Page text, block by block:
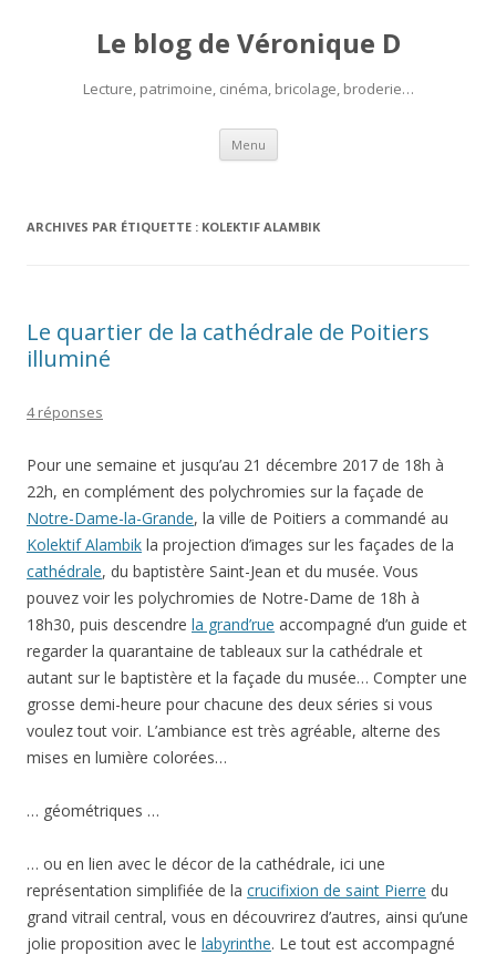
Le blog de Véronique D
Lecture, patrimoine, cinéma, bricolage, broderie…
Menu Aller
contenu
ARCHIVES PAR ÉTIQUETTE : KOLEKTIF ALAMBIK
Le quartier de la cathédrale de Poitiers
illuminé
4 réponses
Pour une semaine et jusqu’au 21 décembre 2017 de 18h à
22h, en complément des polychromies sur la façade de
Notre-Dame-la-Grande, la ville de Poitiers a commandé au
Kolektif Alambik la projection d’images sur les façades de la
cathédrale, du baptistère Saint-Jean et du musée. Vous
pouvez voir les polychromies de Notre-Dame de 18h à
18h30, puis descendre la grand’rue accompagné d’un guide et
regarder la quarantaine de tableaux sur la cathédrale et
autant sur le baptistère et la façade du musée… Compter une
grosse demi-heure pour chacune des deux séries si vous
voulez tout voir. L’ambiance est très agréable, alterne des
mises en lumière colorées…
… géométriques …
… ou en lien avec le décor de la cathédrale, ici une
représentation simplifiée de la crucifixion de saint Pierre du
grand vitrail central, vous en découvrirez d’autres, ainsi qu’une
jolie proposition avec le labyrinthe. Le tout est accompagné